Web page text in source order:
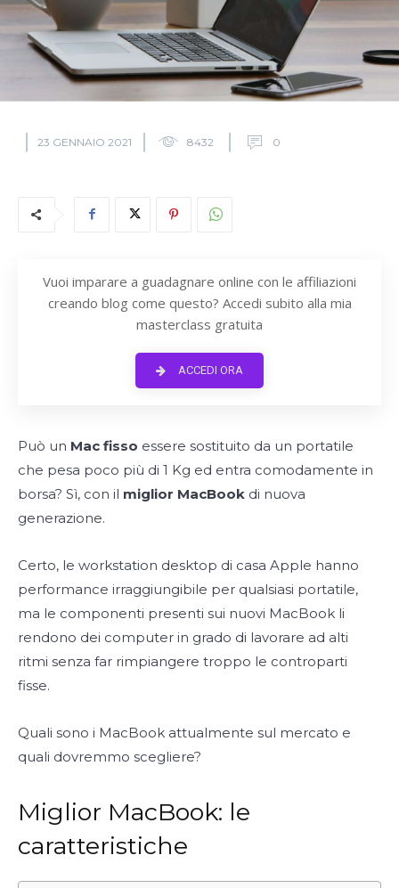
23 GENNAIO 2021 8432 0
Vuoi imparare a guadagnare online con le affiliazioni
creando blog come questo? Accedi subito alla mia
masterclass gratuita
ACCEDI ORA
Può un Mac fisso essere sostituito da un portatile
che pesa poco più di 1 Kg ed entra comodamente in
borsa? Sì, con il miglior MacBook di nuova
generazione.
Certo, le workstation desktop di casa Apple hanno
performance irraggiungibile per qualsiasi portatile,
ma le componenti presenti sui nuovi MacBook li
rendono dei computer in grado di lavorare ad alti
ritmi senza far rimpiangere troppo le controparti
fisse.
Quali sono i MacBook attualmente sul mercato e
quali dovremmo scegliere?
Miglior MacBook: le
caratteristiche